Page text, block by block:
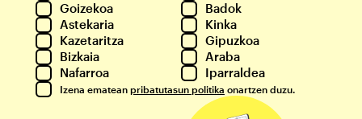
Goizekoa
Badok
Astekaria
Kinka
Kazetaritza
Gipuzkoa
Bizkaia
Araba
Nafarroa
Iparraldea
Izena ematean pribatutasun politika onartzen duzu.